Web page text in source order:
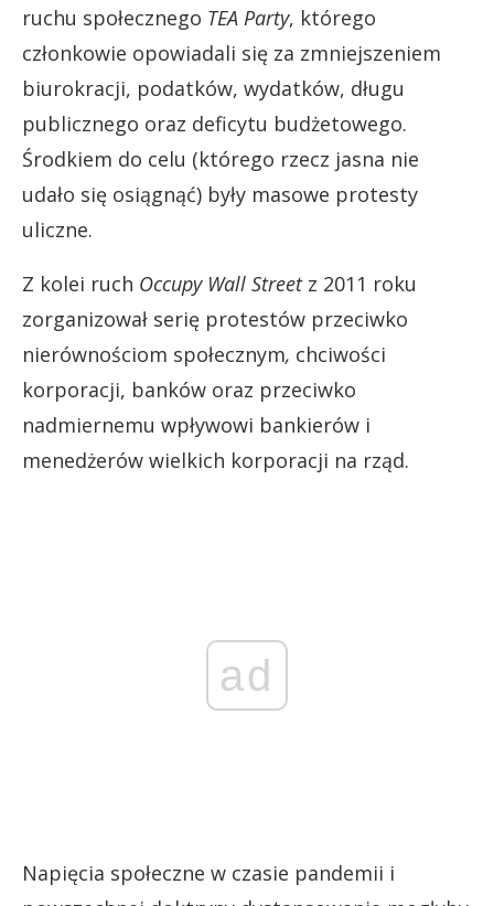
ruchu społecznego TEA Party, którego
członkowie opowiadali się za zmniejszeniem
biurokracji, podatków, wydatków, długu
publicznego oraz deficytu budżetowego.
Środkiem do celu (którego rzecz jasna nie
udało się osiągnąć) były masowe protesty
uliczne.
Z kolei ruch Occupy Wall Streetz 2011 roku
zorganizował serię protestów przeciwko
nierównościom społecznym, chciwości
korporacji, banków oraz przeciwko
nadmiernemu wpływowi bankierów i
menedżerów wielkich korporacji na rząd.
ad
Napięcia społeczne w czasie pandemii i